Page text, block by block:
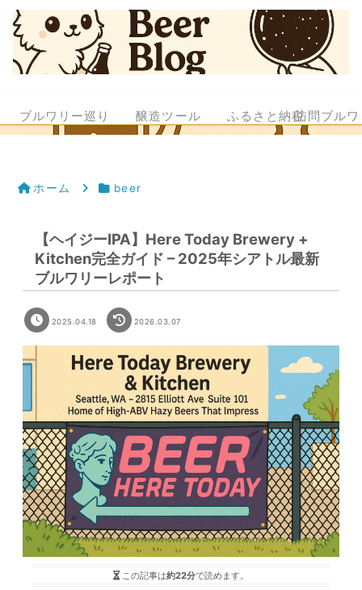
ブルワリー巡り 醸造ツール ふるさと納税訪問ブル
ホーム beer
【ヘイジーIPA】Here Today Brewery +
Kitchen完全ガイド – 2025年シアトル最新
ブルワリーレポート
2025.04.18 2026.03.07
この記事は約22分で読めます。